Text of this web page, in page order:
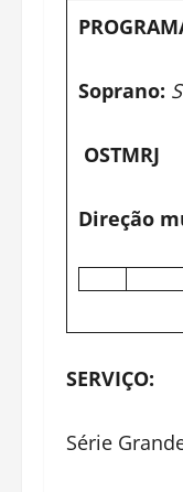
Soprano:
OSTMRJ
Direção
SERVIÇO:
Série